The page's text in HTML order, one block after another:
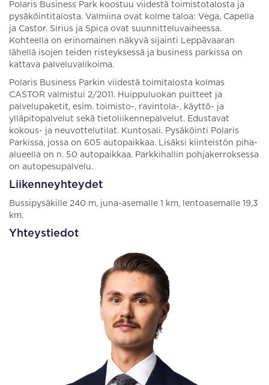
Polaris Business Park koostuu viidestä toimistotalosta ja
pysäköintitalosta. Valmiina ovat kolme taloa: Vega, Capella
ja Castor. Sirius ja Spica ovat suunnitteluvaiheessa.
Kohteella on erinomainen näkyvä sijainti Leppävaaran
lähellä isojen teiden risteyksessä ja business parkissa on
kattava palveluvalikoima.
Polaris Business Parkin viidestä toimitalosta kolmas
CASTOR valmistui 2/2011. Huippuluokan puitteet ja
palvelupaketit, esim. toimisto-, ravintola-, käyttö- ja
ylläpitopalvelut sekä tietoliikennepalvelut. Edustavat
kokous- ja neuvottelutilat. Kuntosali. Pysäköinti Polaris
Parkissa, jossa on 605 autopaikkaa. Lisäksi kiinteistön piha-
alueella on n. 50 autopaikkaa. Parkkihallin pohjakerroksessa
on autopesupalvelu.
Liikenneyhteydet
Bussipysäkille 240 m, juna-asemalle 1 km, lentoasemalle 19,3
km.
Yhteystiedot